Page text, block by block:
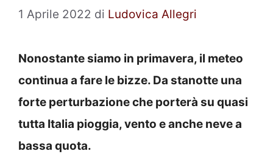
1 Aprile 2022 di Ludovica Allegri
Nonostante siamo in primavera, il meteo
continua a fare le bizze. Da stanotte una
forte perturbazione che porterà su quasi
tutta Italia pioggia, vento e anche neve a
bassa quota.